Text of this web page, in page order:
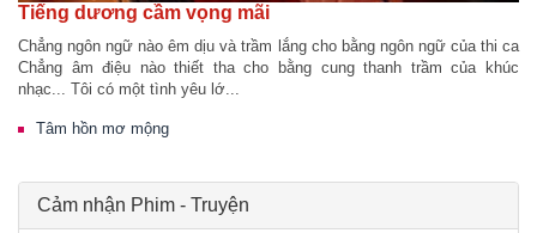
Tiếng dương cầm vọng mãi
Chẳng ngôn ngữ nào êm dịu và trầm lắng cho bằng ngôn ngữ của thi ca
Chẳng âm điệu nào thiết tha cho bằng cung thanh trầm của khúc
nhạc... Tôi có một tình yêu lớ...
Tâm hồn mơ mộng
Cảm nhận Phim - Truyện